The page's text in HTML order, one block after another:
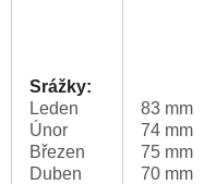
Srážky:
Leden
Únor
Březen
Duben
83 mm
74 mm
75 mm
70 mm